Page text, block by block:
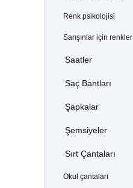
Renk psikolojisi
Sarışınlar için renkler
Saatler
Saç Bantları
Şapkalar
Şemsiyeler
Sırt Çantaları
Okul çantaları